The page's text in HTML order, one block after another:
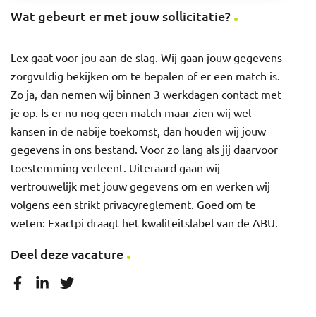
Wat gebeurt er met jouw sollicitatie?
Lex gaat voor jou aan de slag. Wij gaan jouw gegevens
zorgvuldig bekijken om te bepalen of er een match is.
Zo ja, dan nemen wij binnen 3 werkdagen contact met
je op. Is er nu nog geen match maar zien wij wel
kansen in de nabije toekomst, dan houden wij jouw
gegevens in ons bestand. Voor zo lang als jij daarvoor
toestemming verleent. Uiteraard gaan wij
vertrouwelijk met jouw gegevens om en werken wij
volgens een strikt privacyreglement. Goed om te
weten: Exactpi draagt het kwaliteitslabel van de ABU.
Deel deze vacature